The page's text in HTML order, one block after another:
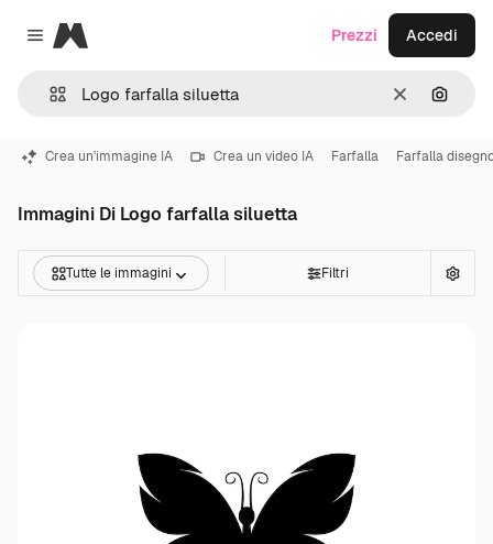
Close menu
Magnific
CancellaCerca
Prezzi Accedi
Crea un'immagine IA Crea un video IA Farfalla Farfalla
Immagini Di Logo farfalla siluetta
Tutte le immagini Filtri